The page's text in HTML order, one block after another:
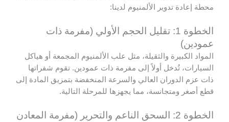
محطة إعادة تدوير الألمنيوم لدينا:
الخطوة 1: تقليل الحجم الأولي (مفرمة ذات
عمودين)
المواد الكبيرة والثقيلة، مثل علب الألمنيوم المجمعة أو هياكل
السيارات، تُدخل أولاً إلى مفرمة ذات عمودين. تقوم شفراتها
ذات عزم الدوران العالي والسرعة المنخفضة بتمزيق المادة إلى
قطع أصغر ومتجانسة، مما يجهزها للمرحلة التالية.
الخطوة 2: السحق الناعم والتحرير (مفرمة المعادن